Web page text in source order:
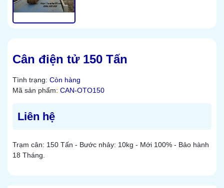
Cân điện tử 150 Tấn
Tình trạng: Còn hàng
Mã sản phẩm: CAN-OTO150
Liên hệ
Trạm cân: 150 Tấn - Bước nhảy: 10kg - Mới 100% - Bảo hành
18 Tháng.